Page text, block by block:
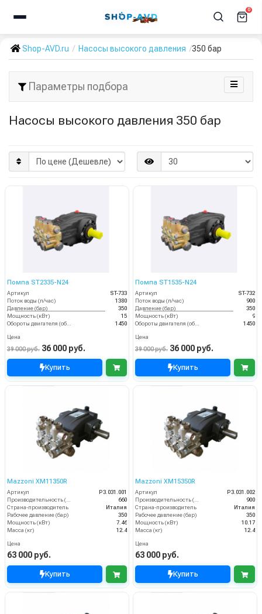
0
Shop-AVD.ru Насосы высокого давления 350 бар
Параметры подбора
Насосы высокого давления 350 бар
Помпа ST2335-N24
Артикул
ST-733
Поток воды (л/час)
1380
Давление (бар)
350
Мощность (кВт)
15
1450
Цена
39 000 руб. 36 000 руб.
Купить
Помпа ST1535-N24
Артикул
ST-732
Поток воды (л/час)
900
Давление (бар)
350
Мощность (кВт)
9
1450
Цена
39 000 руб. 36 000 руб.
Купить
Mazzoni XM11350R
Артикул
P3.031.001
Производительность (л/ч)
660
Страна-производитель
Италия
Рабочее давление (бар)
350
Мощность (кВт)
7.46
Масса (кг)
12.4
Цена
63 000 руб.
Купить
Mazzoni XM15350R
Артикул
P3.031.002
Производительность (л/ч)
900
Страна-производитель
Италия
Рабочее давление (бар)
350
Мощность (кВт)
10.17
Масса (кг)
12.4
Цена
63 000 руб.
Купить